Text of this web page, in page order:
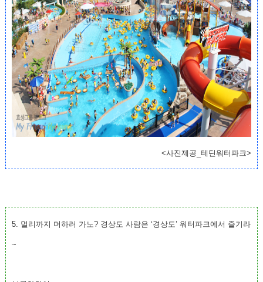
<사진제공_테딘워터파크>
5. 멀리까지 머하러 가노? 경상도 사람은 ‘경상도’ 워터파크에서 즐기라
~